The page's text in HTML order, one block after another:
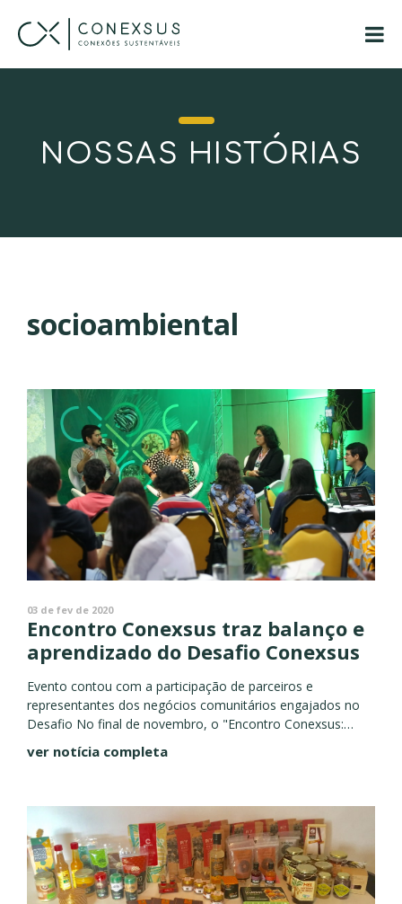
NOSSAS HISTÓRIAS
socioambiental
03 de fev de 2020
Encontro Conexsus traz balanço e
aprendizado do Desafio Conexsus
Evento contou com a participação de parceiros e
representantes dos negócios comunitários engajados no
Desafio No final de novembro, o "Encontro Conexsus:
ativando o ecossistema de negócios comunitários
+sustentáveis" reuniu uma rede de parceiros e...
ver notícia completa